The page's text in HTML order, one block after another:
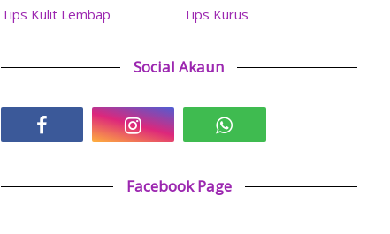
Tips Kulit Lembap
Tips Kurus
Social Akaun
Facebook Page